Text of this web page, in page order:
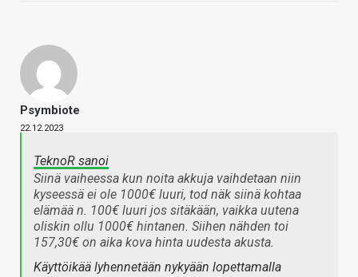
Psymbiote
22.12.2023
TeknoR sanoi
Siinä vaiheessa kun noita akkuja vaihdetaan niin
kyseessä ei ole 1000€ luuri, tod näk siinä kohtaa
elämää n. 100€ luuri jos sitäkään, vaikka uutena
oliskin ollu 1000€ hintanen. Siihen nähden toi
157,30€ on aika kova hinta uudesta akusta.
Käyttöikää lyhennetään nykyään lopettamalla